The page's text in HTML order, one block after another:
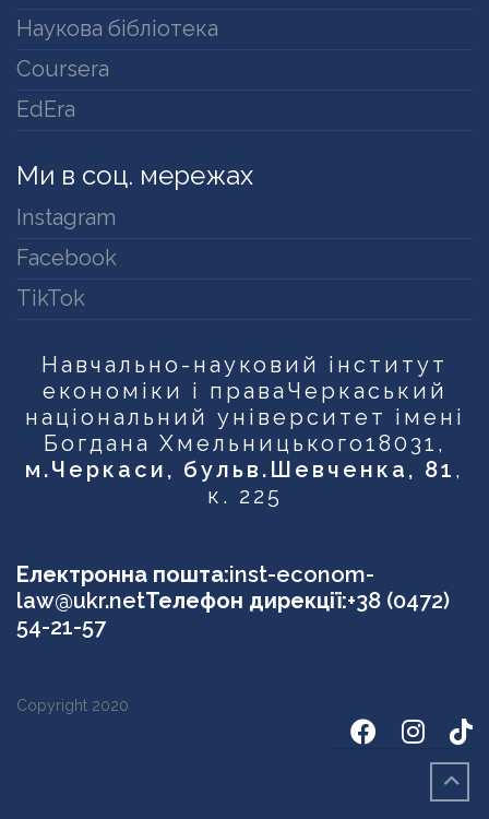
Наукова бібліотека
Coursera
EdEra
Ми в соц. мережах
Instagram
Facebook
TikTok
Навчально-науковий інститут
економіки і права Черкаський
національний університет імені
Богдана Хмельницького18031,
м.Черкаси, бульв.Шевченка, 81 ,
к. 225
Електронна пошта:inst-econom-
law@ukr.netТелефон дирекції:+38 (0472)
54-21-57
Copyright 2020